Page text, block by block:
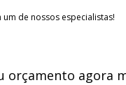
de nossos especialistas!
orçamento agora